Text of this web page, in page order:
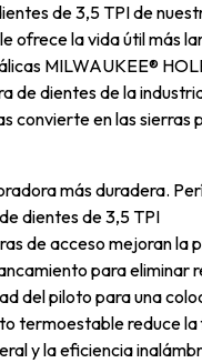
de 3,5 TPI de
ofrece la vida útil más
MILWAUKEE®
de dientes de la
convierte en las
más duradera.
dientes de 3,5 TPI
de acceso mejoran
para eliminar
del piloto para una
termoestable reduce
y la eficiencia